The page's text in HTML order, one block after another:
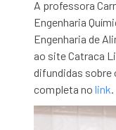
A professora
Engenharia
Engenharia de
ao site Catraca
difundidas sobre
completa nolink.